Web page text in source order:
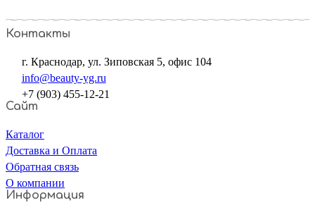
Контакты
г. Краснодар, ул. Зиповская 5, офис 104
info@beauty-yg.ru
+7 (903) 455-12-21
Сайт
Каталог
Доставка и Оплата
Обратная связь
О компании
Информация